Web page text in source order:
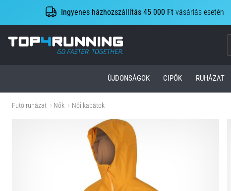
Ingyenes házhozszállítás 45 000 Ft vásárlás esetén
Top4Running.hu
ÚJDONSÁGOK CIPŐK RUHÁZAT
Futó ruházat Nők Női kabátok